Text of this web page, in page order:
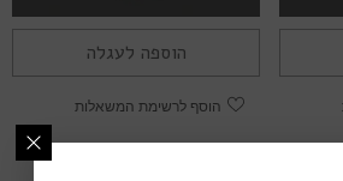
הוספה לעגלה
הוסף לרשימת המשאלות